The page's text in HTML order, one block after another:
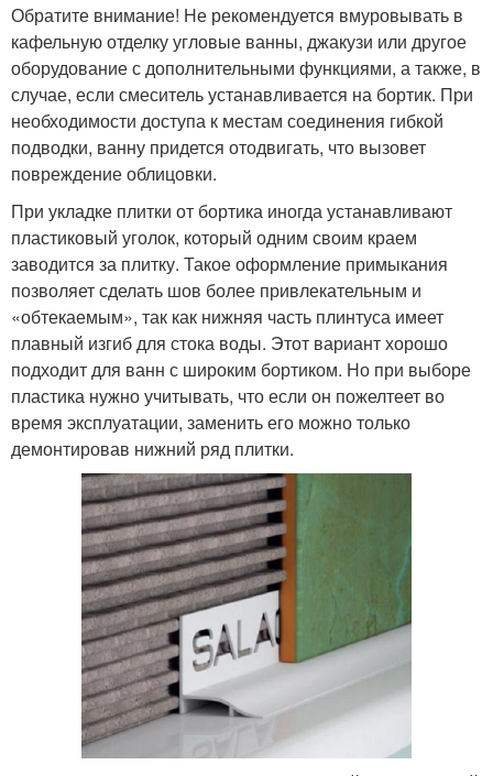
Обратите внимание! Не рекомендуется вмуровывать в
кафельную отделку угловые ванны, джакузи или другое
оборудование с дополнительными функциями, а также, в
случае, если смеситель устанавливается на бортик. При
необходимости доступа к местам соединения гибкой
подводки, ванну придется отодвигать, что вызовет
повреждение облицовки.
При укладке плитки от бортика иногда устанавливают
пластиковый уголок, который одним своим краем
заводится за плитку. Такое оформление примыкания
позволяет сделать шов более привлекательным и
«обтекаемым», так как нижняя часть плинтуса имеет
плавный изгиб для стока воды. Этот вариант хорошо
подходит для ванн с широким бортиком. Но при выборе
пластика нужно учитывать, что если он пожелтеет во
время эксплуатации, заменить его можно только
демонтировав нижний ряд плитки.